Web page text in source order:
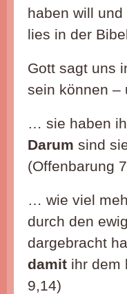
haben will
lies in der
Gott sagt uns
sein können –
… sie haben
Darum sind
(Offenbarung
… wie viel
durch den
dargebracht
damit ihr dem
9,14)